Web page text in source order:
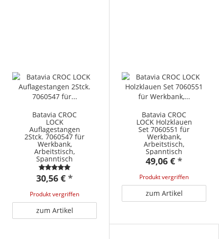
Batavia CROC
LOCK
Auflagestangen
2Stck. 7060547 für
Werkbank,
Arbeitstisch,
Spanntisch
30,56 € *
Produkt vergriffen
zum Artikel
Batavia CROC
LOCK Holzklauen
Set 7060551 für
Werkbank,
Arbeitstisch,
Spanntisch
49,06 € *
Produkt vergriffen
zum Artikel